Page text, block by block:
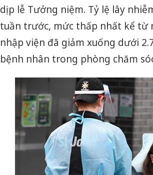
dịp lễ Tưởng niệm. Tỷ lệ lây
tuần trước, mức thấp nhất kể từ
nhập viện đã giảm xuống dưới
bệnh nhân trong phòng chăm